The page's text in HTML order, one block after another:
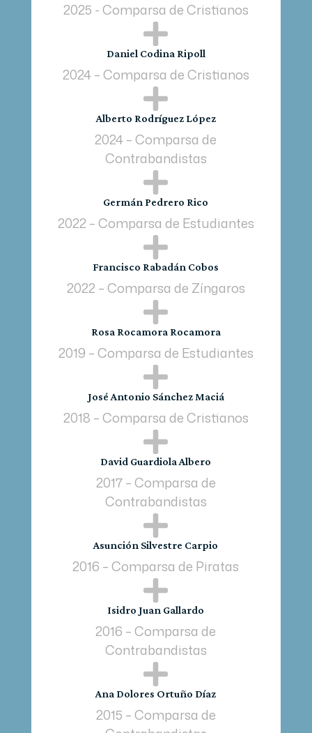
2025 - Comparsa de Cristianos

Daniel Codina Ripoll
2024 – Comparsa de Cristianos

Alberto Rodríguez López
2024 – Comparsa de
Contrabandistas

Germán Pedrero Rico
2022 – Comparsa de Estudiantes

Francisco Rabadán Cobos
2022 – Comparsa de Zíngaros

Rosa Rocamora Rocamora
2019 – Comparsa de Estudiantes

José Antonio Sánchez Maciá
2018 – Comparsa de Cristianos

David Guardiola Albero
2017 – Comparsa de
Contrabandistas

Asunción Silvestre Carpio
2016 – Comparsa de Piratas

Isidro Juan Gallardo
2016 – Comparsa de
Contrabandistas

Ana Dolores Ortuño Díaz
2015 – Comparsa de